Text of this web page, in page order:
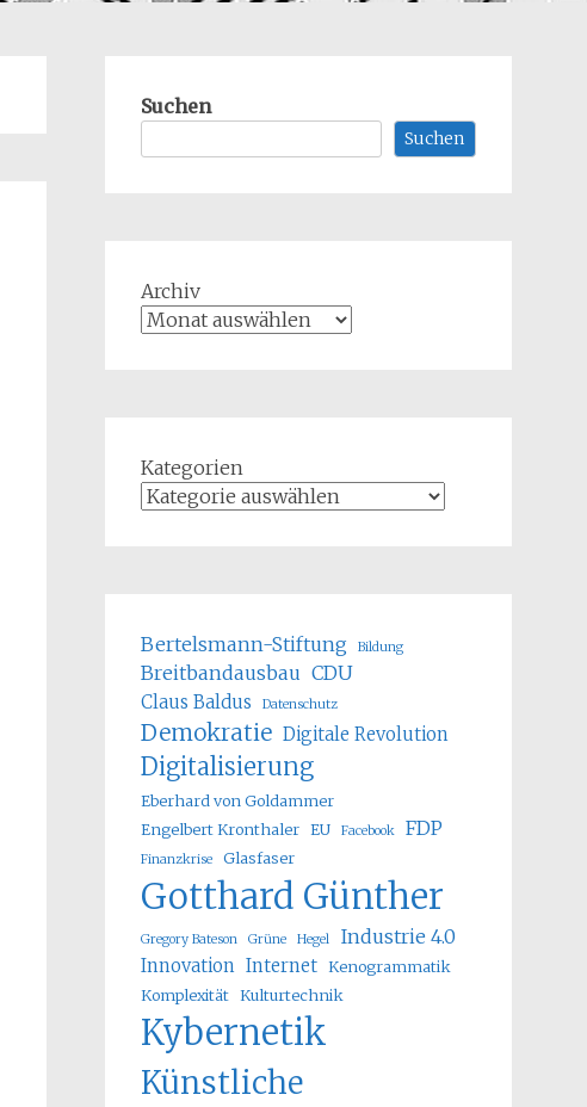
Suchen
Suchen
Archiv
Kategorien
Bertelsmann-Stiftung Bildung
Breitbandausbau CDU
Claus Baldus Datenschutz
Demokratie Digitale Revolution
Digitalisierung
Eberhard von Goldammer
Engelbert Kronthaler EU Facebook FDP
Finanzkrise Glasfaser
Gotthard Günther
Gregory Bateson Grüne Hegel Industrie 4.0
Innovation Internet Kenogrammatik
Komplexität Kulturtechnik
Kybernetik
Künstliche